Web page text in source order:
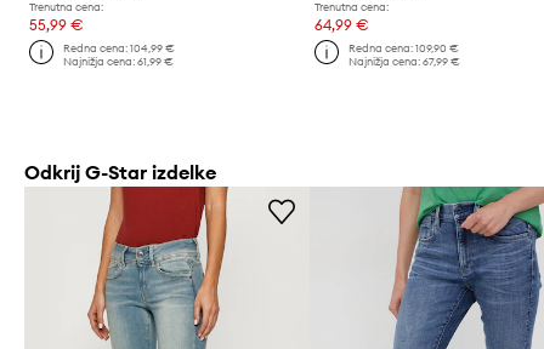
Trenutna cena:
55,99 €
Redna cena:104,99 €
Najnižja cena:61,99 €
Trenutna cena:
64,99 €
Redna cena: 109,90 €
Najnižja cena: 67,99 €
Odkrij G-Star izdelke